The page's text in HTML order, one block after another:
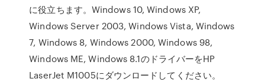
に役立ちます。Windows 10, Windows XP,
Windows Server 2003, Windows Vista, Windows
7, Windows 8, Windows 2000, Windows 98,
Windows ME, Windows 8.1のドライバーをHP
LaserJet M1005にダウンロードしてください。